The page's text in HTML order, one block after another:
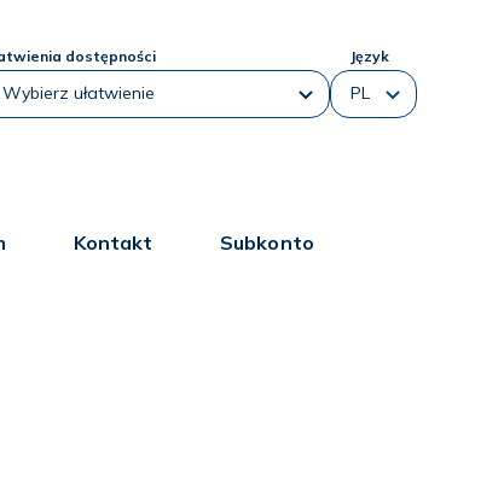
dostępności Język
Kontakt Subkonto